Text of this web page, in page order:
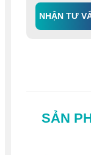
NHẬN TƯ
SẢN